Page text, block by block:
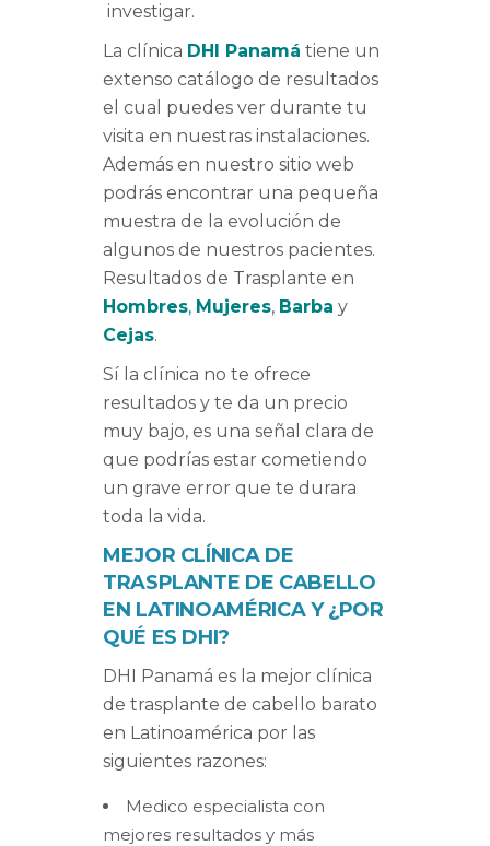
investigar.
La clínica DHI Panamá tiene un
extenso catálogo de resultados
el cual puedes ver durante tu
visita en nuestras instalaciones.
Además en nuestro sitio web
podrás encontrar una pequeña
muestra de la evolución de
algunos de nuestros pacientes.
Resultados de Trasplante en
Hombres, Mujeres, Barba y
Cejas.
Sí la clínica no te ofrece
resultados y te da un precio
muy bajo, es una señal clara de
que podrías estar cometiendo
un grave error que te durara
toda la vida.
MEJOR CLÍNICA DE
TRASPLANTE DE CABELLO
EN LATINOAMÉRICA Y ¿POR
QUÉ ES DHI?
DHI Panamá es la mejor clínica
de trasplante de cabello barato
en Latinoamérica por las
siguientes razones:
Medico especialista con
mejores resultados y más